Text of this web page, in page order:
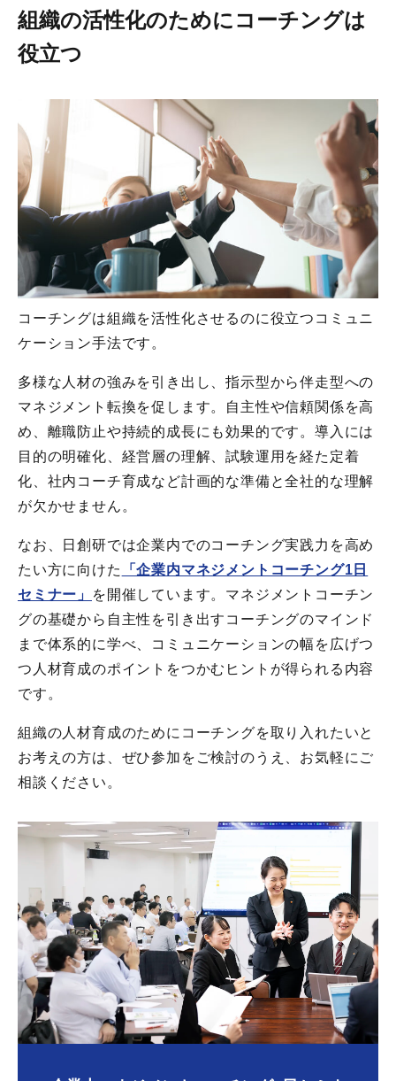
組織の活性化のためにコーチングは
役立つ
コーチングは組織を活性化させるのに役立つコミュニ
ケーション手法です。
多様な人材の強みを引き出し、指示型から伴走型への
マネジメント転換を促します。自主性や信頼関係を高
め、離職防止や持続的成長にも効果的です。導入には
目的の明確化、経営層の理解、試験運用を経た定着
化、社内コーチ育成など計画的な準備と全社的な理解
が欠かせません。
なお、日創研では企業内でのコーチング実践力を高め
たい方に向けた
「企業内マネジメントコーチング1日
セミナー」
を開催しています。マネジメントコーチン
グの基礎から自主性を引き出すコーチングのマインド
まで体系的に学べ、コミュニケーションの幅を広げつ
つ人材育成のポイントをつかむヒントが得られる内容
です。
組織の人材育成のためにコーチングを取り入れたいと
お考えの方は、ぜひ参加をご検討のうえ、お気軽にご
相談ください。